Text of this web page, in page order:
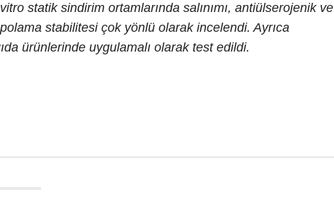
statik sindirim ortamlarında salınımı, antiülserojenik ve
stabilitesi çok yönlü olarak incelendi. Ayrıca
ürünlerinde uygulamalı olarak test edildi.